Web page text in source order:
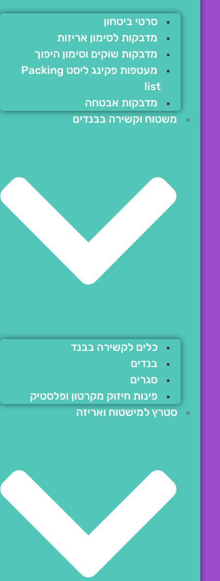
סרטי ביטחון
מדבקות לסימון אריזות
מדבקות שוקים וסימון היפוך
מעטפות פקינג ליסט Packing
list
מדבקות אבטחה
משטוח וקשירה בבנדים
כלים לקשירה בבנד
בנדים
סגרים
פינות חיזוק מקרטון ופלסטיק
סטרץ למישטוח ואריזה